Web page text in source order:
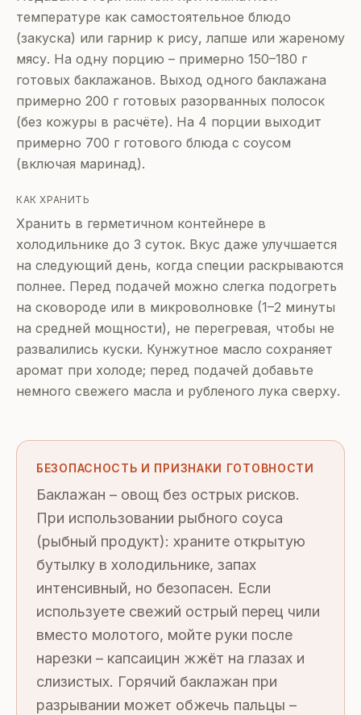
температуре как самостоятельное блюдо
(закуска) или гарнир к рису, лапше или жареному
мясу. На одну порцию – примерно 150–180 г
готовых баклажанов. Выход одного баклажана
примерно 200 г готовых разорванных полосок
(без кожуры в расчёте). На 4 порции выходит
примерно 700 г готового блюда с соусом
(включая маринад).
КАК ХРАНИТЬ
Хранить в герметичном контейнере в
холодильнике до 3 суток. Вкус даже улучшается
на следующий день, когда специи раскрываются
полнее. Перед подачей можно слегка подогреть
на сковороде или в микроволновке (1–2 минуты
на средней мощности), не перегревая, чтобы не
развалились куски. Кунжутное масло сохраняет
аромат при холоде; перед подачей добавьте
немного свежего масла и рубленого лука сверху.
БЕЗОПАСНОСТЬ И ПРИЗНАКИ ГОТОВНОСТИ
Баклажан – овощ без острых рисков.
При использовании рыбного соуса
(рыбный продукт): храните открытую
бутылку в холодильнике, запах
интенсивный, но безопасен. Если
используете свежий острый перец чили
вместо молотого, мойте руки после
нарезки – капсаицин жжёт на глазах и
слизистых. Горячий баклажан при
разрывании может обжечь пальцы –